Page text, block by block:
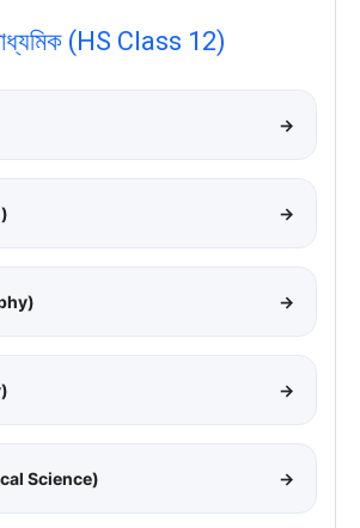
(HS Class 12)
→
→
→
→
Science) →